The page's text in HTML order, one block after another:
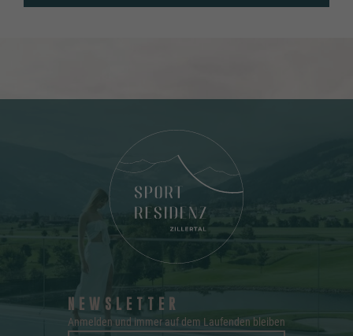
NEWSLETTER
Anmelden und immer auf dem Laufenden bleiben